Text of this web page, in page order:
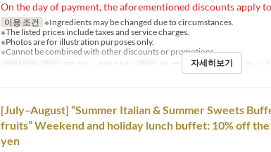
On the day of payment, the aforementioned discounts apply
이용 조건 ※Ingredients may be changed due to circumstances.
※The listed prices include taxes and service charges.
※Photos are for illustration purposes only.
※Cannot be combined with other discounts or promotions.
예약 가능 기간
7월 1일 ~ 8월 31일 요일 월, 화, 수, 목, 금 식사 점심,
자세히보기
[July–August] “Summer Italian & Summer Sweets
fruits” Weekend and holiday lunch buffet: 10% off
yen